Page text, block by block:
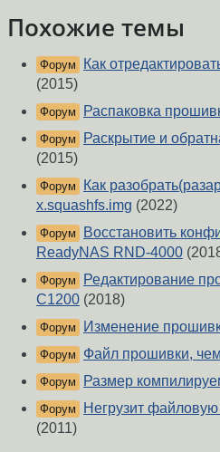
Похожие темы
Форум
Как
(2015)
Форум Распаковка
Форум
Раскрытие и
(2015)
Форум
Как
x.squashfs.img (2022)
Форум
Восстановить
ReadyNAS RND-4000
Форум
Редактирование
C1200 (2018)
Форум Изменение
Форум Файл прошивки,
Форум Размер
Форум
Негрузит
(2011)